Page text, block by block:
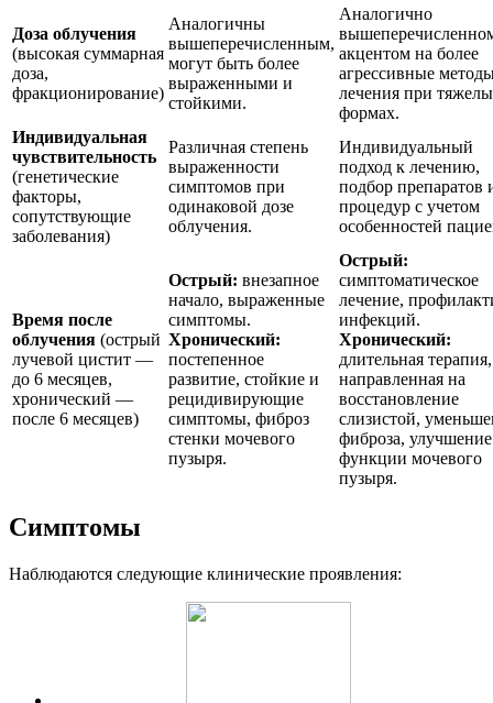
Доза облучения
(высокая суммарная
доза,
фракционирование)
Аналогичны
вышеперечисленным,
могут быть более
выраженными и
стойкими.
Аналогично
акцентом на более
агрессивные
лечения при
формах.
Индивидуальная
чувствительность
(генетические
факторы,
сопутствующие
заболевания)
Различная степень
выраженности
симптомов при
одинаковой дозе
облучения.
Индивидуальный
подход к лечению,
подбор препаратов
процедур с учетом
особенностей
Время после
облучения (острый
лучевой цистит —
до 6 месяцев,
хронический —
после 6 месяцев)
Острый: внезапное
начало, выраженные
симптомы.
Хронический:
постепенное
развитие, стойкие и
рецидивирующие
симптомы, фиброз
стенки мочевого
пузыря.
Острый:
симптоматическое
лечение,
инфекций.
Хронический:
длительная терапия,
направленная на
восстановление
слизистой,
фиброза, улучшение
функции мочевого
пузыря.
Симптомы
Наблюдаются следующие клинические проявления: